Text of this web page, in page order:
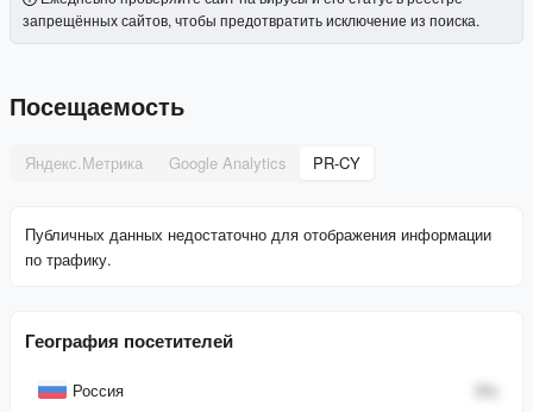
запрещённых сайтов, чтобы предотвратить исключение из поиска.
Посещаемость
Яндекс.Метрика Google Analytics PR-CY
Публичных данных недостаточно для отображения информации
по трафику.
География посетителей
Россия 0%